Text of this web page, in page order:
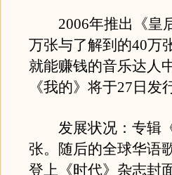
2006年推出《皇后
万张与了解到的40万
就能赚钱的音乐达人
《我的》将于27日发
发展状况：专辑《
张。随后的全球华语
登上《时代》杂志封